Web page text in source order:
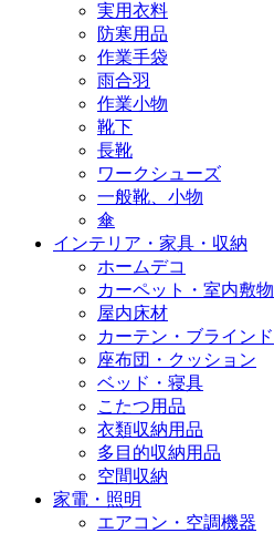
実用衣料
防寒用品
作業手袋
雨合羽
作業小物
靴下
長靴
ワークシューズ
一般靴、小物
傘
インテリア・家具・収納
ホームデコ
カーペット・室内敷物
屋内床材
カーテン・ブラインド
座布団・クッション
ベッド・寝具
こたつ用品
衣類収納用品
多目的収納用品
空間収納
家電・照明
エアコン・空調機器